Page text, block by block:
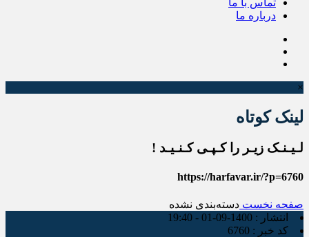
تماس با ما
درباره ما
×
لینک کوتاه
لـیـنـک زیـر را کـپـی کـنـیـد !
https://harfavar.ir/?p=6760
صفحه نخست دسته‌بندی نشده
انتشار : 1400-09-01 - 19:40
کد خبر : 6760